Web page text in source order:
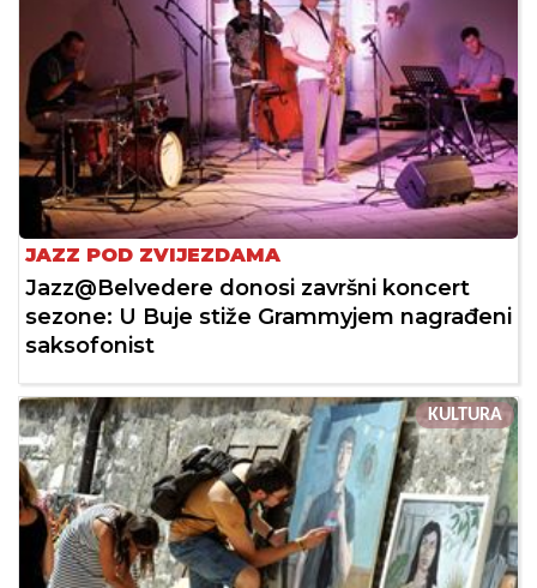
JAZZ POD ZVIJEZDAMA
Jazz@Belvedere donosi završni koncert
sezone: U Buje stiže Grammyjem nagrađeni
saksofonist
KULTURA